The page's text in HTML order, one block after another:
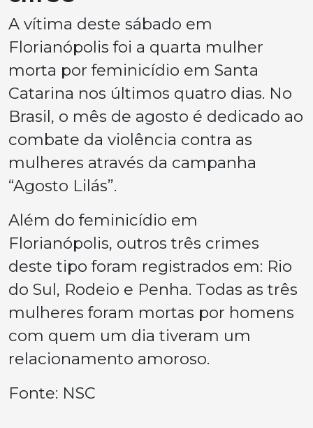
A vítima deste sábado em
Florianópolis foi a quarta mulher
morta por feminicídio em Santa
Catarina nos últimos quatro dias. No
Brasil, o mês de agosto é dedicado ao
combate da violência contra as
mulheres através da campanha
“Agosto Lilás”.
Além do feminicídio em
Florianópolis, outros três crimes
deste tipo foram registrados em: Rio
do Sul, Rodeio e Penha. Todas as três
mulheres foram mortas por homens
com quem um dia tiveram um
relacionamento amoroso.
Fonte: NSC